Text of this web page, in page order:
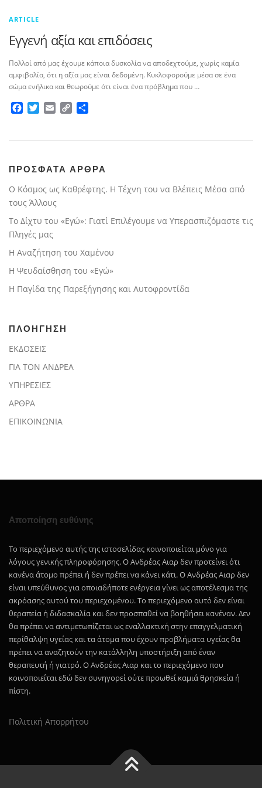
ARTICLE
Εγγενή αξία και επιδόσεις
Πολλοί από μας έχουμε κάποια δυσκολία να αποδεχτούμε, χωρίς καμία
αμφιβολία, ότι η αξία μας είναι δεδομένη. Κυκλοφορούμε μέσα σε ένα
σώμα ενήλικα και θεωρούμε ότι είναι ένα πρόβλημα που …
Facebook
TwitterEmailCopy
ΠΡΟΣΦΑΤΑ ΑΡΘΡΑ
Ο Κόσμος ως Καθρέφτης. Η Τέχνη του να Βλέπεις Μέσα από
τους Άλλους
Το Δίχτυ του «Εγώ»: Γιατί Επιλέγουμε να Υπερασπιζόμαστε τις
Πληγές μας
Η Αναζήτηση του Χαμένου
Η Ψευδαίσθηση του «Εγώ»
Η Παγίδα της Παρεξήγησης και Αυτοφροντίδα
ΠΛΟΗΓΗΣΗ
ΕΚΔΟΣΕΙΣ
ΓΙΑ ΤΟΝ ΑΝΔΡΕΑ
ΥΠΗΡΕΣΙΕΣ
ΑΡΘΡΑ
ΕΠΙΚΟΙΝΩΝΙΑ
Αποποίηση ευθύνης
Το περιεχόμενο αυτής της ιστοσελίδας κοινοποιείται μόνο για
λόγους γενικής πληροφόρησης. Ο Ανδρέας Αιαρ δεν προτείνει ότι
κανένα άτομο πρέπει ή δεν πρέπει να κάνει κάτι. Ο Ανδρέας Αιαρ δεν
είναι υπεύθυνος για οποιαδήποτε ενέργεια γίνει ως αποτέλεσμα της
ακρόασης αυτού του περιεχομένου. Το περιεχόμενο αυτό δεν είναι
θεραπεία ή διδασκαλία και δεν προσπαθεί να βοηθήσει κανέναν. Δεν
θα πρέπει να αντιμετωπίζεται ως εναλλακτική στην επαγγελματική
περίθαλψη υγείας και τα άτομα που έχουν προβλήματα υγείας θα
πρέπει να αναζητούν την κατάλληλη υποστήριξη από έναν
θεραπευτή ή γιατρό. Ο Ανδρέας Αιαρ και το περιεχόμενο που
κοινοποιείται εδώ δεν συνηγορεί ούτε προωθεί καμιά θρησκεία ή
πίστη.
Πολιτική Απορρήτου